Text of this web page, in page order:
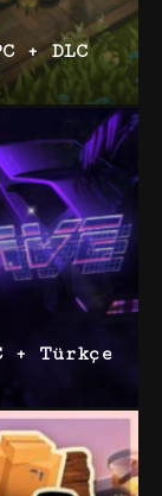
+ DLC
+ Türkçe